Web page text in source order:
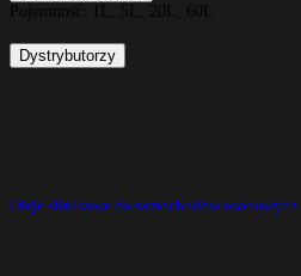
Pojemność:
1L, 5L, 20L, 60L
Dystrybutorzy
Oleje silnikowe do samochodów osobowych